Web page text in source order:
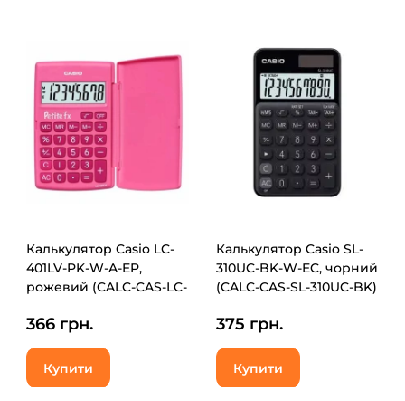
Калькулятор Casio LC-
401LV-PK-W-A-EP,
рожевий (CALC-CAS-LC-
366 грн.
Купити
Калькулятор Casio SL-
310UC-BK-W-EC, чорний
(CALC-CAS-SL-310UC-BK)
375 грн.
Купити